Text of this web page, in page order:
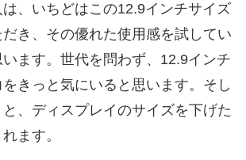
、いちどはこの12.9インチサイズ
き、その優れた使用感を試してい
ます。世代を問わず、12.9インチ
きっと気にいると思います。そし
、ディスプレイのサイズを下げた
ます。